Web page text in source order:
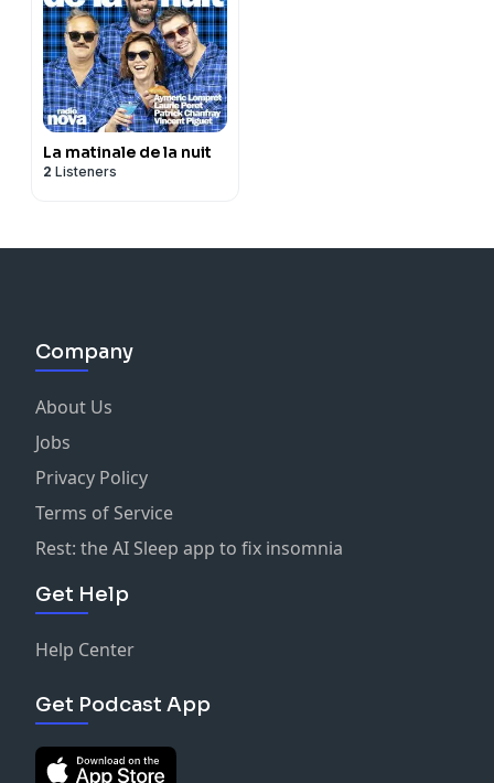
La matinale de la nuit
2 Listeners
Company
About Us
Jobs
Privacy Policy
Terms of Service
Rest: the AI Sleep app to fix insomnia
Get Help
Help Center
Get Podcast App